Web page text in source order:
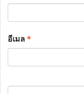
อีเมล*